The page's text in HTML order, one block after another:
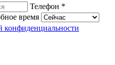
Телефон *
время
конфиденциальности